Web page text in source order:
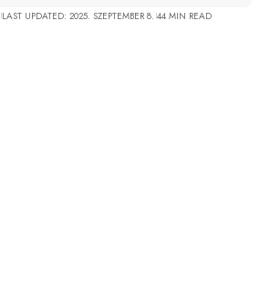
LAST UPDATED: 2025. SZEPTEMBER 8. 44 MIN READ